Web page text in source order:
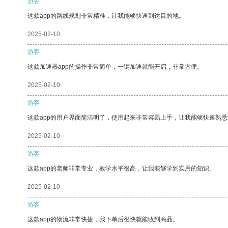
这款app的路线规划非常精准，让我能够快速到达目的地。
2025-02-10
游客
这款加速器app的操作非常简单，一键加速就能开启，非常方便。
2025-02-10
游客
这款app的用户界面简洁明了，使用起来非常容易上手，让我能够快速熟
2025-02-10
游客
这款app的老师非常专业，教学水平很高，让我能够学到实用的知识。
2025-02-10
游客
这款app的物流非常快捷，我下单后很快就能收到商品。